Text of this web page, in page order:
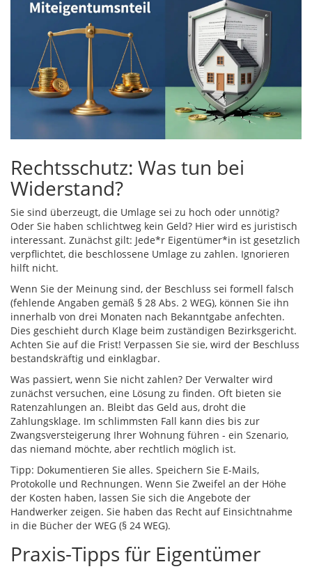
Rechtsschutz: Was tun bei
Widerstand?
Sie sind überzeugt, die Umlage sei zu hoch oder unnötig?
Oder Sie haben schlichtweg kein Geld? Hier wird es juristisch
interessant. Zunächst gilt: Jede*r Eigentümer*in ist gesetzlich
verpflichtet, die beschlossene Umlage zu zahlen. Ignorieren
hilft nicht.
Wenn Sie der Meinung sind, der Beschluss sei formell falsch
(fehlende Angaben gemäß § 28 Abs. 2 WEG), können Sie ihn
innerhalb von drei Monaten nach Bekanntgabe anfechten.
Dies geschieht durch Klage beim zuständigen Bezirksgericht.
Achten Sie auf die Frist! Verpassen Sie sie, wird der Beschluss
bestandskräftig und einklagbar.
Was passiert, wenn Sie nicht zahlen? Der Verwalter wird
zunächst versuchen, eine Lösung zu finden. Oft bieten sie
Ratenzahlungen an. Bleibt das Geld aus, droht die
Zahlungsklage. Im schlimmsten Fall kann dies bis zur
Zwangsversteigerung Ihrer Wohnung führen - ein Szenario,
das niemand möchte, aber rechtlich möglich ist.
Tipp: Dokumentieren Sie alles. Speichern Sie E-Mails,
Protokolle und Rechnungen. Wenn Sie Zweifel an der Höhe
der Kosten haben, lassen Sie sich die Angebote der
Handwerker zeigen. Sie haben das Recht auf Einsichtnahme
in die Bücher der WEG (§ 24 WEG).
Praxis-Tipps für Eigentümer